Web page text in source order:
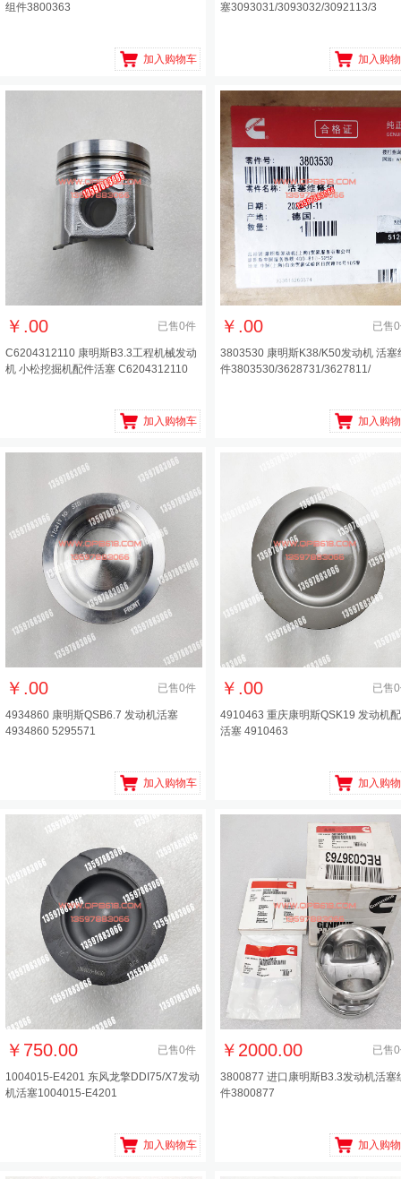
组件3800363
加入购物车
塞3093031/3093032/3092113/3
加入购
￥ .00 已售0件
C6204312110 康明斯B3.3工程机械发动
机 小松挖掘机配件活塞 C6204312110
加入购物车
￥ .00 已售0
3803530 康明斯K38/K50发动机 活塞
件3803530/3628731/3627811/
加入购
￥ .00 已售0件
4934860 康明斯QSB6.7 发动机活塞
4934860 5295571
加入购物车
￥ .00 已售0
4910463 重庆康明斯QSK19 发动机
活塞 4910463
加入购
￥ 750.00 已售0件
1004015-E4201 东风龙擎DDI75/X7发动
机活塞1004015-E4201
加入购物车
￥ 2000.00 已售0
3800877 进口康明斯B3.3发动机活塞
件3800877
加入购